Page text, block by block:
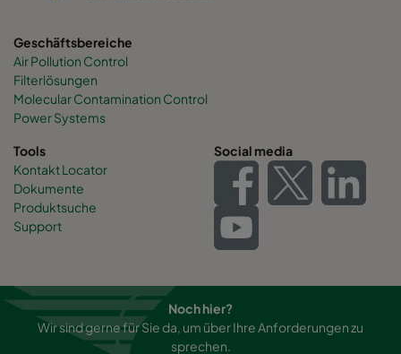
Geschäftsbereiche
Air Pollution Control
Filterlösungen
Molecular Contamination Control
Power Systems
Tools
Kontakt Locator
Dokumente
Produktsuche
Support
Social media
Noch hier?
Wir sind gerne für Sie da, um über Ihre Anforderungen zu
sprechen.